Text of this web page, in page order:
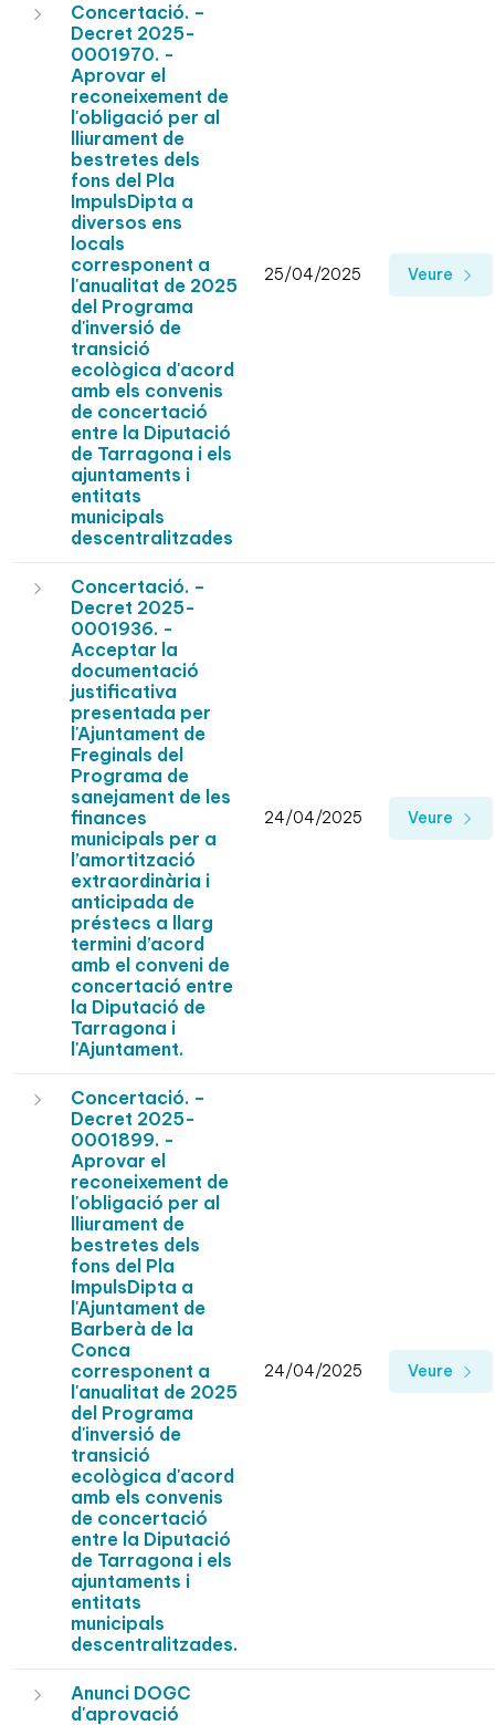
Concertació. –
Decret 2025-
0001970. -
Aprovar el
reconeixement de
l'obligació per al
lliurament de
bestretes dels
fons del Pla
ImpulsDipta a
diversos ens
locals
corresponent a
l'anualitat de 2025
del Programa
d'inversió de
transició
ecològica d'acord
amb els convenis
de concertació
entre la Diputació
de Tarragona i els
ajuntaments i
entitats
municipals
descentralitzades
25/04/2025 Veure
Concertació. –
Decret 2025-
0001936. -
Acceptar la
documentació
justificativa
presentada per
l'Ajuntament de
Freginals del
Programa de
sanejament de les
finances
municipals per a
l’amortització
extraordinària i
anticipada de
préstecs a llarg
termini d’acord
amb el conveni de
concertació entre
la Diputació de
Tarragona i
l'Ajuntament.
24/04/2025 Veure
Concertació. –
Decret 2025-
0001899. -
Aprovar el
reconeixement de
l'obligació per al
lliurament de
bestretes dels
fons del Pla
ImpulsDipta a
l'Ajuntament de
Barberà de la
Conca
corresponent a
l'anualitat de 2025
del Programa
d'inversió de
transició
ecològica d'acord
amb els convenis
de concertació
entre la Diputació
de Tarragona i els
ajuntaments i
entitats
municipals
descentralitzades.
24/04/2025 Veure
Anunci DOGC
d'aprovació